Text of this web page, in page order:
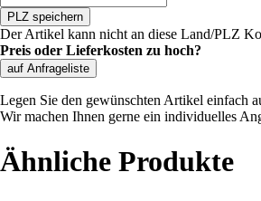
PLZ speichern
Der Artikel kann nicht an diese Land/PLZ
Preis oder Lieferkosten zu hoch?
auf Anfrageliste
Legen Sie den gewünschten Artikel einfach
Wir machen Ihnen gerne ein individuelles
Ähnliche Produkte